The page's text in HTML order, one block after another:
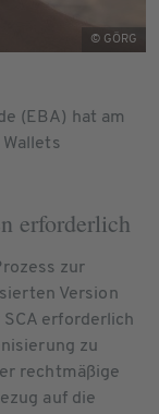
© GÖRG
(EBA) hat am
erforderlich
zur
Version
erforderlich
zu
rechtmäßige
auf die